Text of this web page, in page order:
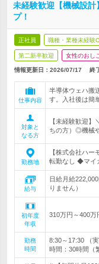
未経験歓迎【機械設
プ！
正社員 職種・業種未経験
第二新卒歓迎 女性のおし
情報更新日：2026/07/17 終
仕事内容
半導体ウェハ搬
す。入社後は簡
対象と
なる方
【未経験歓迎
ちの方）◎機械
勤務地
【株式会社ハ
転勤なし ◆マイ
給与
日給月給
りません）
初年度
年収
310万円～400万
勤務
時間
8:30～17:30 （
時間：30時間（